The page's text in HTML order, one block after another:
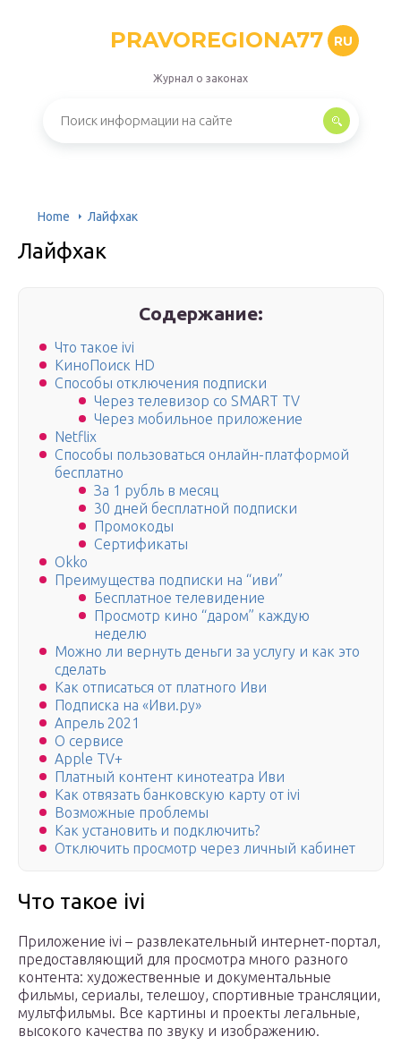
PRAVOREGIONA77 RU
Журнал о законах
Home Лайфхак
Лайфхак
Содержание:
Что такое ivi
КиноПоиск HD
Способы отключения подписки
Через телевизор со SMART TV
Через мобильное приложение
Netflix
Способы пользоваться онлайн-платформой
бесплатно
За 1 рубль в месяц
30 дней бесплатной подписки
Промокоды
Сертификаты
Okko
Преимущества подписки на “иви”
Бесплатное телевидение
Просмотр кино “даром” каждую
неделю
Можно ли вернуть деньги за услугу и как это
сделать
Как отписаться от платного Иви
Подписка на «Иви.ру»
Апрель 2021
О сервисе
Apple TV+
Платный контент кинотеатра Иви
Как отвязать банковскую карту от ivi
Возможные проблемы
Как установить и подключить?
Отключить просмотр через личный кабинет
Что такое ivi
Приложение ivi – развлекательный интернет-портал,
предоставляющий для просмотра много разного
контента: художественные и документальные
фильмы, сериалы, телешоу, спортивные трансляции,
мультфильмы. Все картины и проекты легальные,
высокого качества по звуку и изображению.